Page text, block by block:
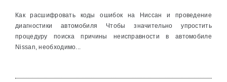
Как расшифровать коды ошибок на Ниссан и проведение
диагностики автомобиля Чтобы значительно упростить
процедуру поиска причины неисправности в автомобиле
Nissan, необходимо...